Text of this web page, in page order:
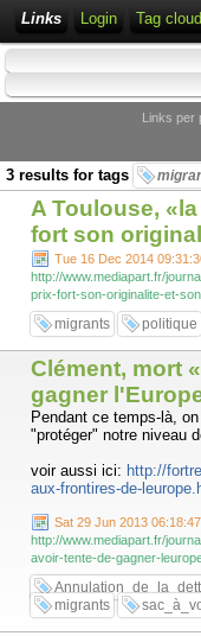
Links Login Tag cloud
Links per
3 results for tags
A Toulouse,
fort son
Tue 16 Dec 2014
http://www.mediapart.fr/
prix-fort-son-originalite-et-
migrants politique
Clément, mort
gagner
Pendant ce temps-là,
"protéger" notre niveau
voir aussi ici: http://
aux-frontires-de-
Sat 29 Jun 2013
http://www.mediapart.fr/
avoir-tente-de-gagner-
migrants